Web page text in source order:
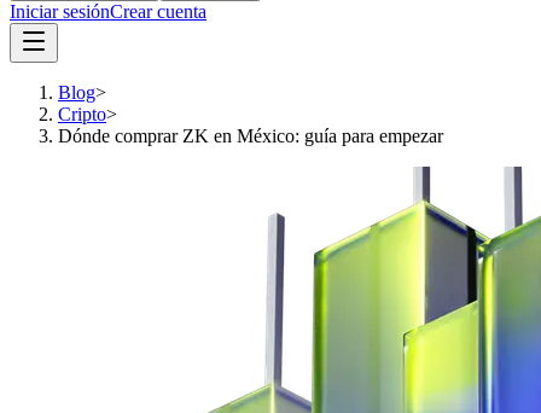
Iniciar sesiónCrear cuenta
Blog>
Cripto>
Dónde comprar ZK en México: guía para empezar